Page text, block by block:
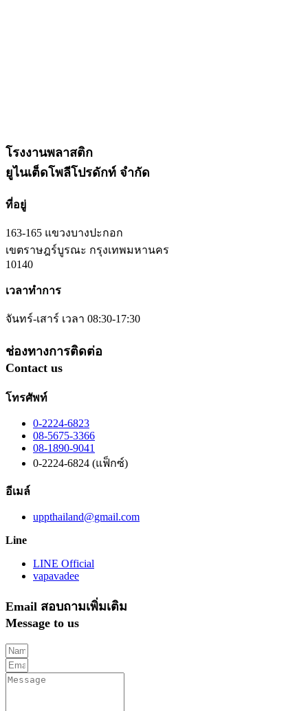
โรงงานพลาสติก
ยูไนเต็ดโพลีโปรดักท์ จำกัด
ที่อยู่
163-165 แขวงบางปะกอก
เขตราษฎร์บูรณะ กรุงเทพมหานคร
10140
เวลาทำการ
จันทร์-เสาร์ เวลา 08:30-17:30
ช่องทางการติดต่อ
Contact us
โทรศัพท์
0-2224-6823
08-5675-3366
08-1890-9041
0-2224-6824 (แฟ็กซ์)
อีเมล์
uppthailand@gmail.com
Line
LINE Official
vapavadee
Email สอบถามเพิ่มเติม
Message to us